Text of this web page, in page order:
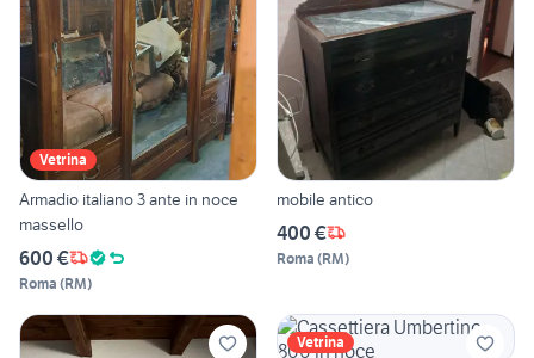
Vetrina
Armadio italiano 3 ante in noce
massello
600 €
Roma (RM)
mobile antico
400 €
Roma (RM)
Vetrina